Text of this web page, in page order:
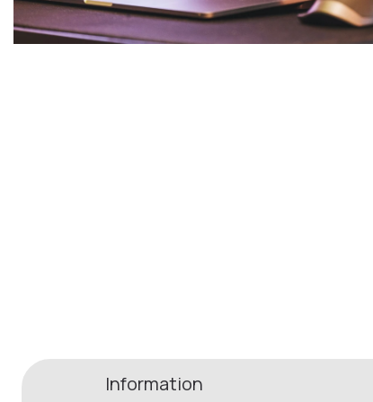
Information